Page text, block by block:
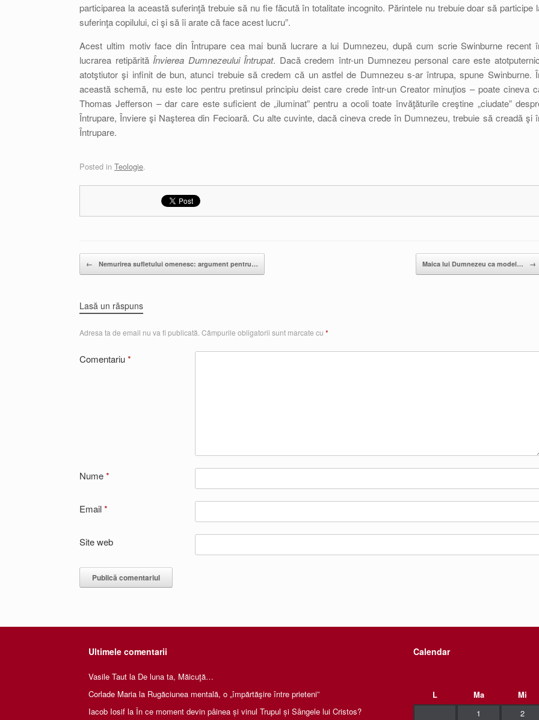
participarea la această suferinţă trebuie să nu fie făcută în totalitate incognito. Părintele nu trebuie doar să participe
suferinţa copilului, ci şi să îi arate că face acest lucru”.
Acest ultim motiv face din Întrupare cea mai bună lucrare a lui Dumnezeu, după cum scrie Swinburne recent
lucrarea retipărită Învierea Dumnezeului Întrupat. Dacă credem într-un Dumnezeu personal care este
atotştiutor şi infinit de bun, atunci trebuie să credem că un astfel de Dumnezeu s-ar întrupa, spune Swinburne.
această schemă, nu este loc pentru pretinsul principiu deist care crede într-un Creator minuţios – poate cineva
Thomas Jefferson – dar care este suficient de „iluminat” pentru a ocoli toate învăţăturile creştine „ciudate”
Întrupare, Înviere şi Naşterea din Fecioară. Cu alte cuvinte, dacă cineva crede în Dumnezeu, trebuie să creadă şi
Întrupare.
Posted in Teologie.
Post navigation
← Nemurirea sufletului omenesc: argument pentru… Maica lui Dumnezeu ca model… →
Lasă un răspuns
Adresa ta de email nu va fi publicată. Câmpurile obligatorii sunt marcate cu *
Comentariu*
Nume*
Email*
Site web
Ultimele comentarii
Vasile Taut la De luna ta, Măicuţă…
Corlade Maria la Rugăciunea mentală, o „împărtăşire între prieteni”
Iacob Iosif la În ce moment devin pâinea și vinul Trupul și Sângele lui Cristos?
Calendar
L
Ma Mi
1
2